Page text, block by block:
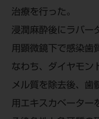
治療を行った。
浸潤麻酔後にラバー
用顕微鏡下で感染歯
なわち、ダイヤモン
メル質を除去後、歯
用エキスカベーター